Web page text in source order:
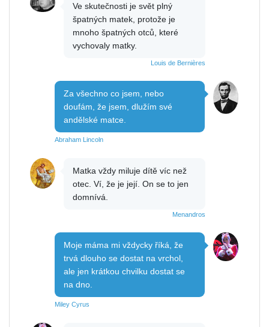
Ve skutečnosti je svět plný
špatných matek, protože je
mnoho špatných otců, které
vychovaly matky.
Louis de Bernières
Za všechno co jsem, nebo
doufám, že jsem, dlužím své
andělské matce.
Abraham Lincoln
Matka vždy miluje dítě víc než
otec. Ví, že je její. On se to jen
domnívá.
Menandros
Moje máma mi vždycky říká, že
trvá dlouho se dostat na vrchol,
ale jen krátkou chvilku dostat se
na dno.
Miley Cyrus